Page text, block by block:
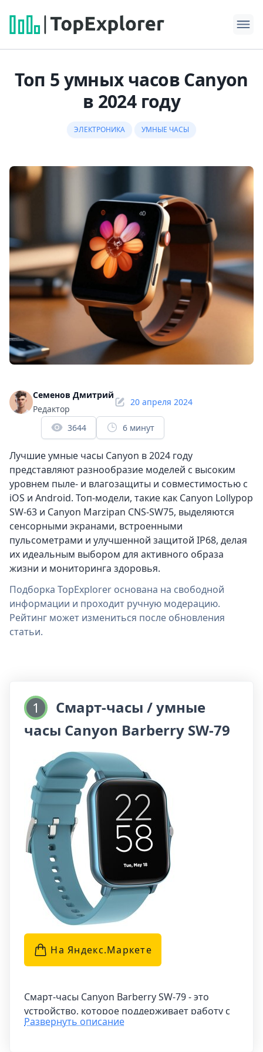
Топ 5 умных часов Canyon
в 2024 году
ЭЛЕКТРОНИКА УМНЫЕ ЧАСЫ
Семенов Дмитрий
Редактор
20 апреля 2024
3644 6 минут
Лучшие умные часы Canyon в 2024 году
представляют разнообразие моделей с высоким
уровнем пыле- и влагозащиты и совместимостью с
iOS и Android. Топ-модели, такие как Canyon Lollypop
SW-63 и Canyon Marzipan CNS-SW75, выделяются
сенсорными экранами, встроенными
пульсометрами и улучшенной защитой IP68, делая
их идеальным выбором для активного образа
жизни и мониторинга здоровья.
Подборка TopExplorer основана на свободной
информации и проходит ручную модерацию.
Рейтинг может измениться после обновления
статьи.
1
Смарт-часы / умные
часы Canyon Barberry SW-79
На Яндекс.Маркетe
Смарт-часы Canyon Barberry SW-79 - это
устройство, которое поддерживает работу с
операционными системами iOS и Android.
Развернуть описание